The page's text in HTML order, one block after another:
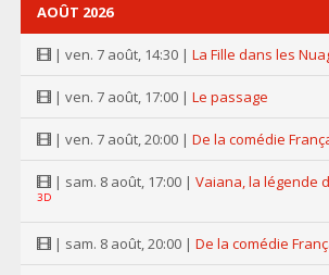
AOÛT 2026
| ven. 7 août, 14:30 | La Fille dans les
| ven. 7 août, 17:00 | Le passage
| ven. 7 août, 20:00 | De la comédie
| sam. 8 août, 17:00 | Vaiana, la légende
3D
| sam. 8 août, 20:00 | De la comédie